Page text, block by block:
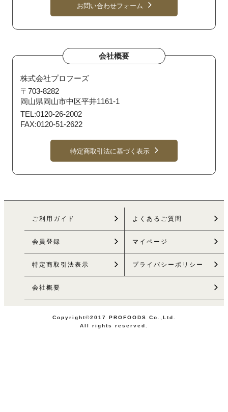
お問い合わせフォーム
会社概要
株式会社プロフーズ
〒703-8282
岡山県岡山市中区平井1161-1
TEL:0120-26-2002
FAX:0120-51-2622
特定商取引法に基づく表示
ご利用ガイド よくあるご質問
会員登録 マイページ
特定商取引法表示 プライバシーポリシー
会社概要
Copyright©2017 PROFOODS Co.,Ltd.
All rights reserved.